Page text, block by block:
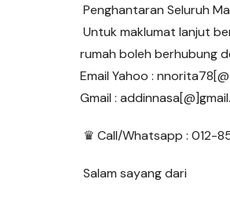
Penghantaran Seluruh
Untuk maklumat lanjut
rumah boleh berhubung
Email Yahoo :
Gmail :
♛ Call/Whatsapp : 012-
Salam sayang dari